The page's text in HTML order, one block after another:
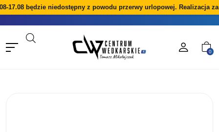
17.08 będzie niedostępny z powodu przerwy urlopowej. Realizacja
0